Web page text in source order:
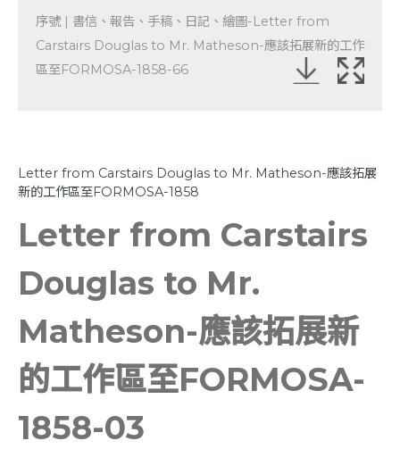
序號 | 書信、報告、手稿、日記、繪圖-Letter from
Carstairs Douglas to Mr. Matheson-應該拓展新的工作
區至FORMOSA-1858-66
Letter from Carstairs Douglas to Mr. Matheson-應該拓展
新的工作區至FORMOSA-1858
Letter from Carstairs
Douglas to Mr.
Matheson-應該拓展新
的工作區至FORMOSA-
1858-03